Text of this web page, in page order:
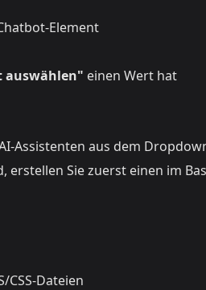
Element
auswählen" einen Wert hat
Assistenten aus dem
Sie zuerst einen im
CSS-Dateien